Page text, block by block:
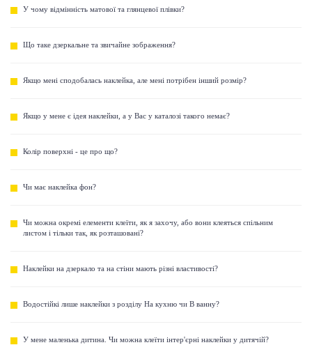
У чому відмінність матової та глянцевої плівки?
Що таке дзеркальне та звичайне зображення?
Якщо мені сподобалась наклейка, але мені потрібен інший розмір?
Якщо у мене є ідея наклейки, а у Вас у каталозі такого немає?
Колір поверхні - це про що?
Чи має наклейка фон?
Чи можна окремі елементи клеїти, як я захочу, або вони клеяться спільним
листом і тільки так, як розташовані?
Наклейки на дзеркало та на стіни мають різні властивості?
Водостійкі лише наклейки з розділу На кухню чи В ванну?
У мене маленька дитина. Чи можна клеїти інтер'єрні наклейки у дитячій?